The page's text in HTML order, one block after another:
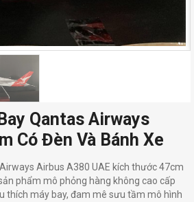
Qantas Airways
Có Đèn Và Bánh Xe
Airbus A380 UAE kích thước 47cm
phẩm mô phỏng hàng không cao cấp
thích máy bay, đam mê sưu tầm mô hình